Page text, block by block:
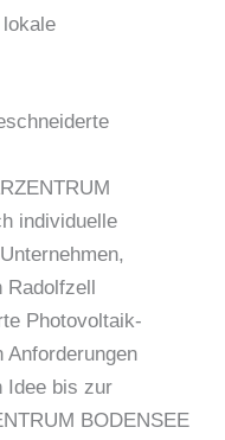
individuelle
Radolfzell
Photovoltaik-
Anforderungen
Idee bis zur
BODENSEE